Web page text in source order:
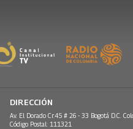
DIRECCIÓN
Av. El Dorado Cr.45 # 26 - 33 Bogotá D.C.
Código Postal: 111321